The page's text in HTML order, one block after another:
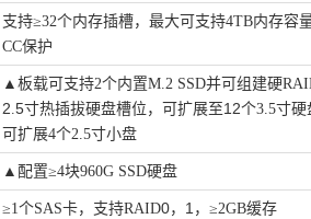
支持≥32个内存插槽，最大可支持4TB内存容
CC保护
▲ 板载可支持2个内置M.2 SSD并可组建硬
2.5寸热插拔硬盘槽位，可扩展至12个3.5寸
可扩展4个2.5寸小盘
▲ 配置≥4块960G SSD硬盘
≥1个SAS卡， 支持RAID0，1 ， ≥2GB缓存